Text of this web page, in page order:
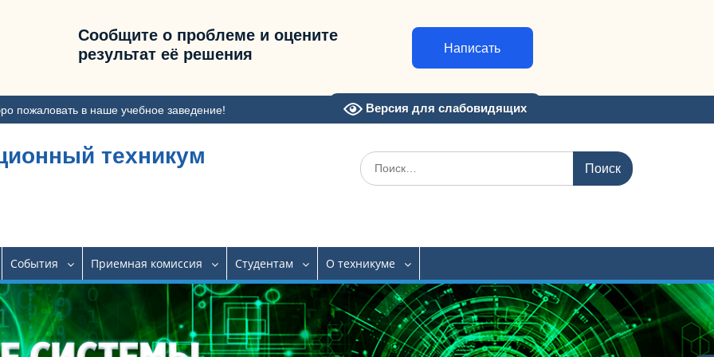
Сообщите о проблеме и оцените
результат её решения
Написать
пожаловать в наше учебное заведение! Версия для слабовидящих
техникум Искать:
События Приемная комиссия Студентам О техникуме